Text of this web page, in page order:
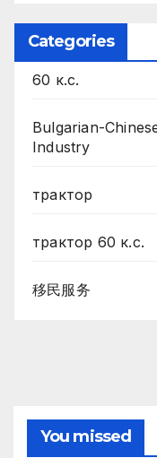
Categories
60 к.с.
Bulgarian-
Industry
трактор
трактор 60 к.с.
移民服务
You missed